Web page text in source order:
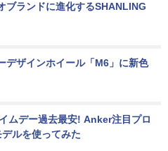
ブランドに進化するSHANLING
デザインホイール「M6」に新色
ムデー過去最安! Anker注目プロ
ルを使ってみた